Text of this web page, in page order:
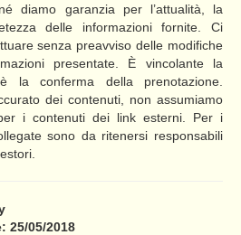
diamo garanzia per l’attualità, la
delle informazioni fornite. Ci
senza preavviso delle modifiche
presentate. È vincolante la
la conferma della prenotazione.
dei contenuti, non assumiamo
i contenuti dei link esterni. Per i
sono da ritenersi responsabili
25/05/2018